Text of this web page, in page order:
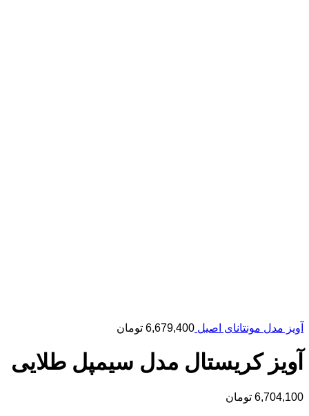
آویز مدل مونتانای اصیل 6,679,400 تومان
آویز کریستال مدل سیمپل طلایی
6,704,100 تومان